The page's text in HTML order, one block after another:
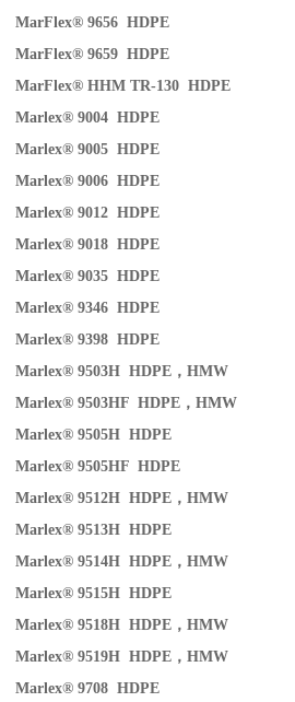
MarFlex® 9656 HDPE
MarFlex® 9659 HDPE
MarFlex® HHM TR-130 HDPE
Marlex® 9004 HDPE
Marlex® 9005 HDPE
Marlex® 9006 HDPE
Marlex® 9012 HDPE
Marlex® 9018 HDPE
Marlex® 9035 HDPE
Marlex® 9346 HDPE
Marlex® 9398 HDPE
Marlex® 9503H HDPE ，HMW
Marlex® 9503HF HDPE ，HMW
Marlex® 9505H HDPE
Marlex® 9505HF HDPE
Marlex® 9512H HDPE ，HMW
Marlex® 9513H HDPE
Marlex® 9514H HDPE ，HMW
Marlex® 9515H HDPE
Marlex® 9518H HDPE ，HMW
Marlex® 9519H HDPE ，HMW
Marlex® 9708 HDPE